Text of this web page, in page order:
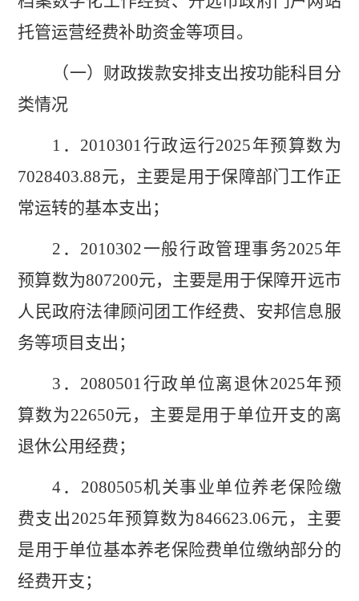
托管运营经费补助资金等项目 。
（一） 财政拨款安排支出按功能科目分
类情况
1 ． 2010301 行政运行2025年预算数为
7028403.88元，
主要是用于保障部门工作正
常运转的基本支出 ；
2 ． 2010302一般行政管理事务2025年
预算数为807200元，主要是用于保障开远市
人民政府法律顾问团工作经费、 安邦信息服
务等项目支出 ；
3 ． 2080501 行政单位离退休2025年预
算数为22650元， 主要是用于单位开支的离
退休公用经费；
4 ． 2080505机关事业单位养老保险缴
费支出2025年预算数为846623.06元，
主要
是用于单位基本养老保险费单位缴纳部分的
经费开支；